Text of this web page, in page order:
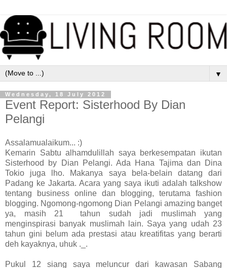
▼
Wednesday, 18 July 2012
Event Report: Sisterhood By Dian
Pelangi
Assalamualaikum... :)
Kemarin Sabtu alhamdulillah saya berkesempatan ikutan
Sisterhood by Dian Pelangi. Ada Hana Tajima dan Dina
Tokio juga lho. Makanya saya bela-belain datang dari
Padang ke Jakarta. Acara yang saya ikuti adalah talkshow
tentang business online dan blogging, terutama fashion
blogging. Ngomong-ngomong Dian Pelangi amazing banget
ya, masih 21 tahun sudah jadi muslimah yang
menginspirasi banyak muslimah lain. Saya yang udah 23
tahun gini belum ada prestasi atau kreatifitas yang berarti
deh kayaknya, uhuk ._.
Pukul 12 siang saya meluncur dari kawasan Sabang